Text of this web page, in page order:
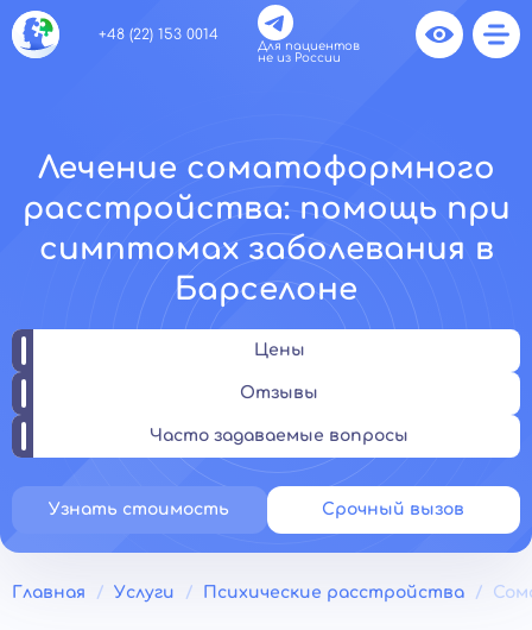
+48 (22) 153 0014
Для пациентов
не из России
Лечение соматоформного
расстройства: помощь при
симптомах заболевания в
Барселоне
Цены
Отзывы
Часто задаваемые вопросы
Узнать стоимость Срочный вызов
Главная Услуги Психические расстройства